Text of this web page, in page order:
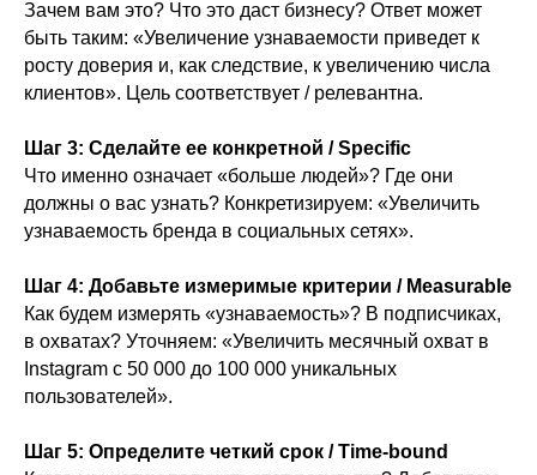
Зачем вам это? Что это даст бизнесу? Ответ может
быть таким: «Увеличение узнаваемости приведет к
росту доверия и, как следствие, к увеличению числа
клиентов». Цель соответствует / релевантна.
Шаг 3: Сделайте ее конкретной / Specific
Что именно означает «больше людей»? Где они
должны о вас узнать? Конкретизируем: «Увеличить
узнаваемость бренда в социальных сетях».
Шаг 4: Добавьте измеримые критерии / Measurable
Как будем измерять «узнаваемость»? В подписчиках,
в охватах? Уточняем: «Увеличить месячный охват в
Instagram с 50 000 до 100 000 уникальных
пользователей».
Шаг 5: Определите четкий срок / Time-bound